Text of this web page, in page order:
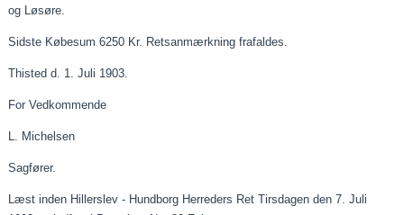
og Løsøre.
Sidste Købesum 6250 Kr. Retsanmærkning frafaldes.
Thisted d. 1.Juli 1903.
For Vedkommende
L. Michelsen
Sagfører.
Læst inden Hillerslev - Hundborg Herreders RetTirsdagen den 7. Juli